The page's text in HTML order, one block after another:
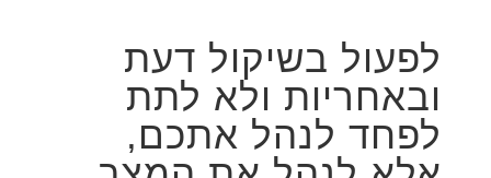
לפעול בשיקול דעת
ובאחריות ולא לתת
לפחד לנהל אתכם,